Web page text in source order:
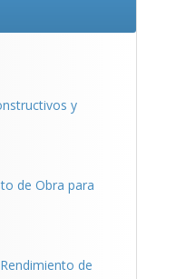
y
de Obra para
de